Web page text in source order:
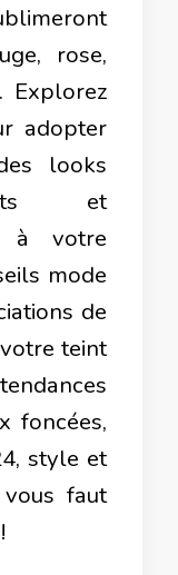
rose,
Explorez
adopter
looks
et
à votre
mode
de
teint
foncées,
style et
faut